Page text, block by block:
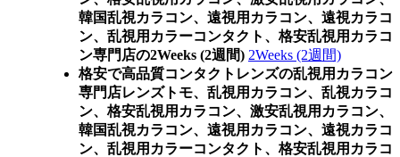
韓国乱視カラコン、遠視用カラコン、遠視カラコ
ン、乱視用カラーコンタクト、格安乱視用カラコ
ン専門店の2Weeks (2週間) 2Weeks (2週間)
格安で高品質コンタクトレンズの乱視用カラコン
専門店レンズトモ、乱視用カラコン、乱視カラコ
ン、格安乱視用カラコン、激安乱視用カラコン、
韓国乱視カラコン、遠視用カラコン、遠視カラコ
ン、乱視用カラーコンタクト、格安乱視用カラコ